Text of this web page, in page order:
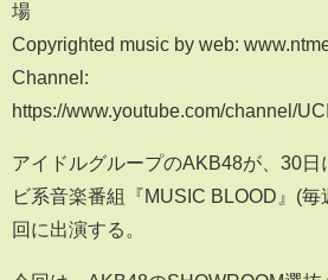
場
Copyrighted music by web:
Channel:
https://www.youtube.com/channel/
アイドルグループのAKB48が、30日
ビ系音楽番組『MUSIC BLOOD』(
回に出演する。